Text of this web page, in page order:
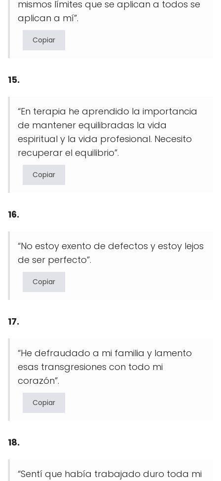
mismos límites que se aplican a todos se
aplican a mí”.
Copiar
15.
“En terapia he aprendido la importancia
de mantener equilibradas la vida
espiritual y la vida profesional. Necesito
recuperar el equilibrio”.
Copiar
16.
“No estoy exento de defectos y estoy lejos
de ser perfecto”.
Copiar
17.
“He defraudado a mi familia y lamento
esas transgresiones con todo mi
corazón”.
Copiar
18.
“Sentí que había trabajado duro toda mi